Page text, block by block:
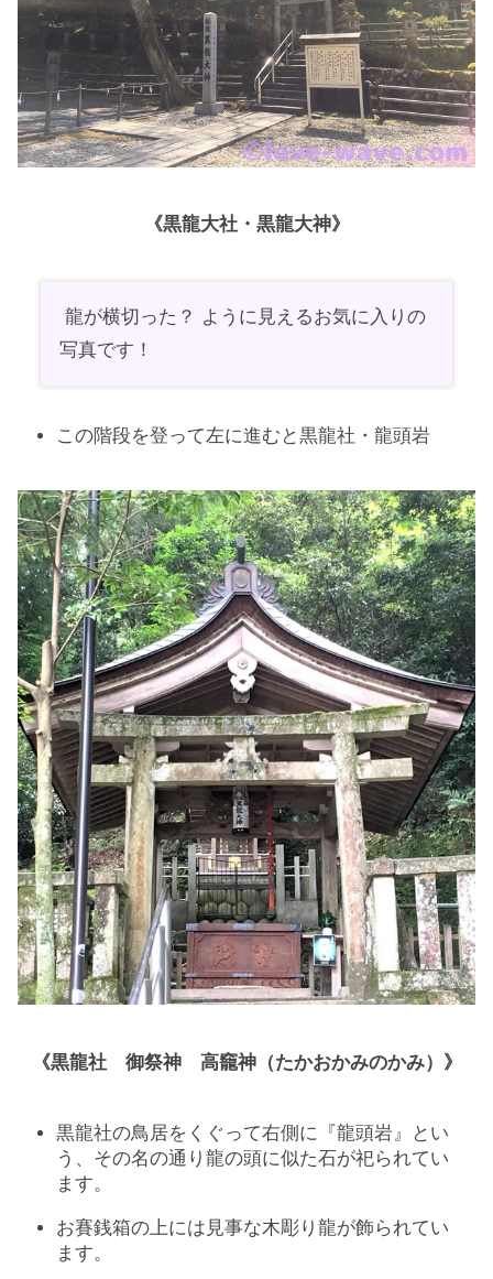
《黒龍大社・黒龍大神》
龍が横切った？ ように見えるお気に入りの
写真です！
この階段を登って左に進むと黒龍社・龍頭岩
《黒龍社 御祭神 高竉神（たかおかみのかみ）》
黒龍社の鳥居をくぐって右側に『龍頭岩』とい
う、その名の通り龍の頭に似た石が祀られてい
ます。
お賽銭箱の上には見事な木彫り龍が飾られてい
ます。